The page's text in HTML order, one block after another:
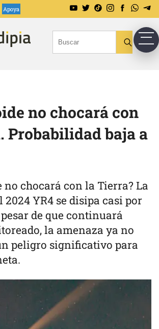
Apoya
no chocará con
Probabilidad baja a
no chocará con la Tierra? La
2024 YR4 se disipa casi por
de que continuará
la amenaza ya no
peligro significativo para